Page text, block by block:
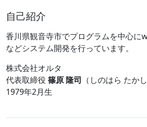
自己紹介
香川県観音寺市でプログラムを中心に
などシステム開発を行っています。
株式会社オルタ
代表取締役 篠原 隆司 （しのはら たかし
1979年2月生